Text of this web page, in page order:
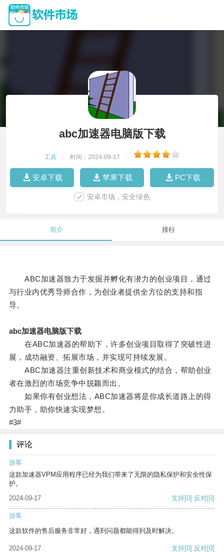
abc加速器电脑版下载
工具 时间：2024-09-17
安卓下载 苹果下载 PC下载
安卓市场，安全绿色
简介 排行
ABC加速器致力于发掘并孵化有潜力的创业项目，通过
与行业内优秀导师合作，为创业者提供全方位的支持和指
导。
abc加速器电脑版下载
在ABC加速器的帮助下，许多创业项目取得了突破性进
展，成功融资、拓展市场，并实现可持续发展。
ABC加速器注重创新技术和商业模式的结合，帮助创业
者在激烈的市场竞争中脱颖而出。
如果你有创业想法，ABC加速器将是你成长道路上的得
力助手，助你快速实现梦想。
#3#
评论
游客
这款加速器VPM应用程序已经为我们带来了无限的隐私保护和安全性保
护。
2024-09-17
支持[0] 反对[0]
游客
这款软件的售后服务非常好，遇到问题都能得到及时解决。
2024-09-17 支持[0] 反对[0]